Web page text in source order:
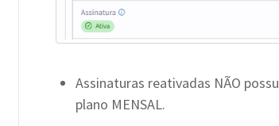
Assinaturas reativadas NÃO
plano MENSAL.